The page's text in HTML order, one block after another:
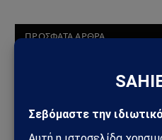
ΠΡΟΣΦΑΤΑ ΑΡΘΡΑ
Ηλεκτρική διασύνδεση
τον έλεγχο του GSI – Η Γαλλία
Σαουδική Αραβία – Υεμένη: Το